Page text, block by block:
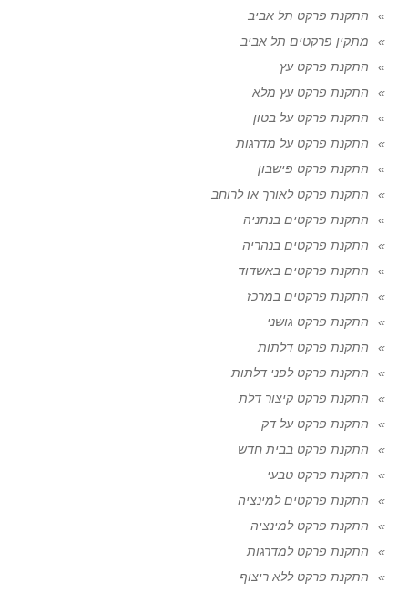
התקנת פרקט תל אביב
מתקין פרקטים תל אביב
התקנת פרקט עץ
התקנת פרקט עץ מלא
התקנת פרקט על בטון
התקנת פרקט על מדרגות
התקנת פרקט פישבון
התקנת פרקט לאורך או לרוחב
התקנת פרקטים בנתניה
התקנת פרקטים בנהריה
התקנת פרקטים באשדוד
התקנת פרקטים במרכז
התקנת פרקט גושני
התקנת פרקט דלתות
התקנת פרקט לפני דלתות
התקנת פרקט קיצור דלת
התקנת פרקט על דק
התקנת פרקט בבית חדש
התקנת פרקט טבעי
התקנת פרקטים למינציה
התקנת פרקט למינציה
התקנת פרקט למדרגות
התקנת פרקט ללא ריצוף